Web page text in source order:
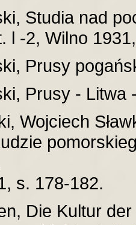
Studia nad
l -2, Wilno
Prusy
Prusy - Litwa
Wojciech
s. 178-182.
Die Kultur